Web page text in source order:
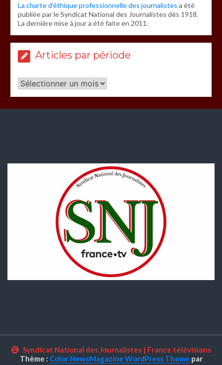
La charte d’éthique professionnelle des journalistes a été
publiée par le Syndicat National des Journalistes dès 1918.
La dernière mise à jour a été faite en 2011.
Articles par période
Articles
par
période
Syndicat National des Journalistes | France télévisions
Thème : Color NewsMagazine WordPress Theme par